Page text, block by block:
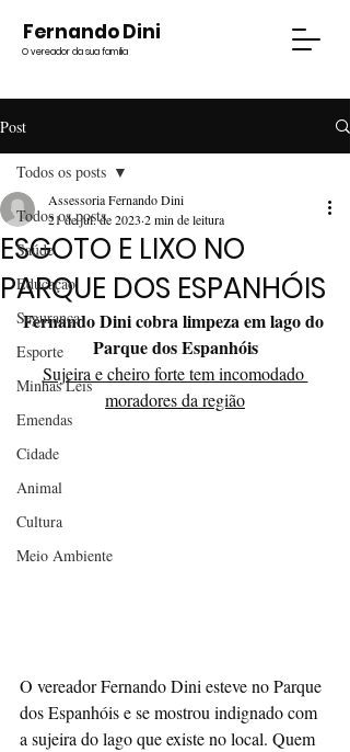
Fernando Dini
O vereador da sua família
Post
Todos os posts
Saúde
Educação
Segurança
Esporte
Minhas Leis
Emendas
Cidade
Animal
Cultura
Meio Ambiente
Todos os posts
ESGOTO E LIXO NO
PARQUE DOS ESPANHÓIS
Assessoria Fernando Dini
21 de jul. de 2023 2 min de leitura
Fernando Dini cobra limpeza em lago do
Parque dos Espanhóis
Sujeira e cheiro forte tem incomodado
moradores da região
O vereador Fernando Dini esteve no Parque
dos Espanhóis e se mostrou indignado com
a sujeira do lago que existe no local. Quem